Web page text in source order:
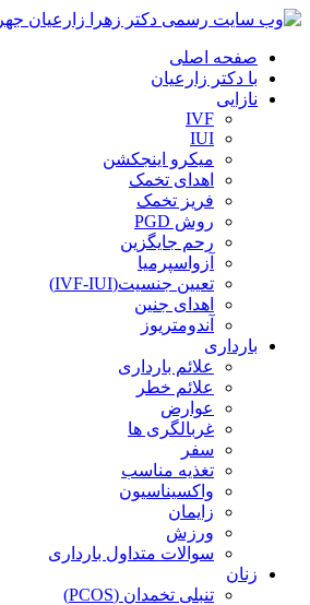
صفحه اصلی
با دکتر زارعیان
نازایی
IVF
IUI
میکرو اینجکشن
اهدای تخمک
فریز تخمک
روش PGD
رحم جایگزین
آزواسپرمیا
تعیین جنسیت(IVF-IUI)
اهدای جنین
آندومتریوز
بارداری
علائم بارداری
علائم خطر
عوارض
غربالگری ها
سفر
تغذیه مناسب
واکسیناسیون
زایمان
ورزش
سوالات متداول بارداری
زنان
تنبلی تخمدان (PCOS)